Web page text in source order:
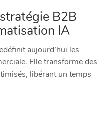
B2B
IA
aujourd’hui les
Elle transforme des
libérant un temps